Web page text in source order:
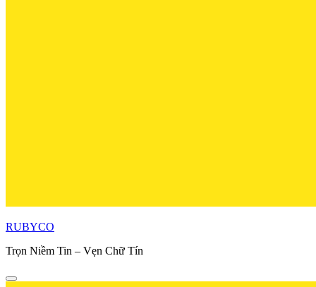
RUBYCO
Trọn Niềm Tin – Vẹn Chữ Tín